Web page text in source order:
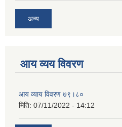
अन्य
आय व्यय विवरण
आय व्याय विवरण ७९।८०
मिति: 07/11/2022 - 14:12